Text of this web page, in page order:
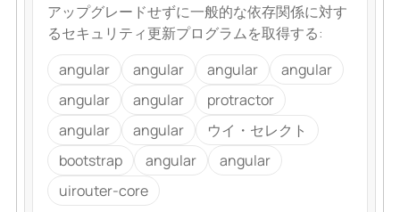
アップグレードせずに一般的な依存関係に対す
るセキュリティ更新プログラムを取得する:
angular
angular angular
angular
angular
angular
protractor
angular
angular
ウイ・セレクト
bootstrap
angular
angular
uirouter-core